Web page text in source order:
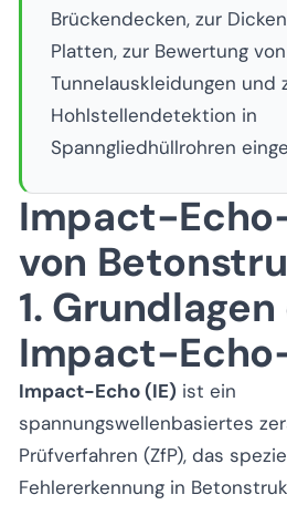
Brückendecken, zur
Platten, zur Bewertung von
Tunnelauskleidungen und
Hohlstellendetektion in
Spanngliedhüllrohren
Impact-
von
1.
Impact-
Impact-Echo (IE) ist ein
spannungswellenbasiertes
Prüfverfahren (ZfP), das
Fehlererkennung in